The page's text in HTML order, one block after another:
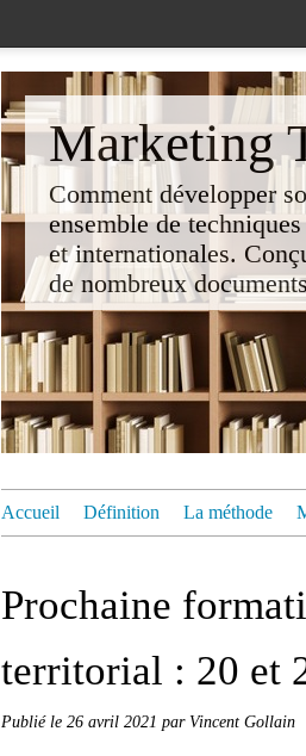
Marketing
Comment développer
ensemble de
et internationales.
de nombreux
Accueil Définition La méthode
Prochaine
territorial : 20 et
Publié le 26 avril 2021 par Vincent Gollain